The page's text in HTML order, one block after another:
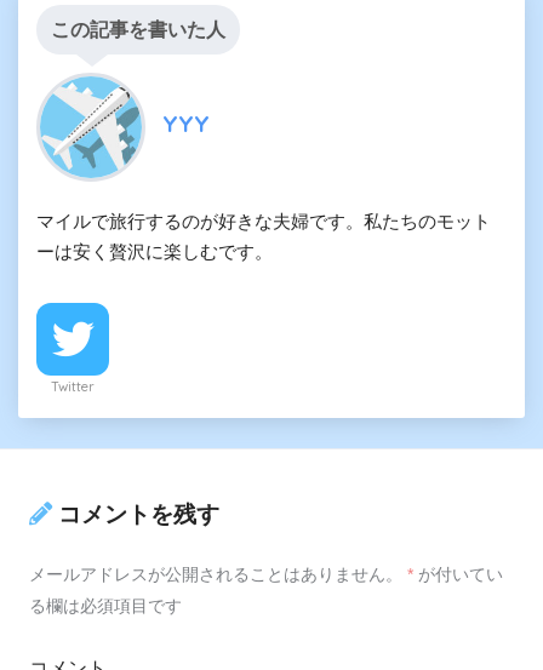
この記事を書いた人
YYY
マイルで旅行するのが好きな夫婦です。私たちのモット
ーは安く贅沢に楽しむです。
Twitter
コメントを残す
メールアドレスが公開されることはありません。 * が付いてい
る欄は必須項目です